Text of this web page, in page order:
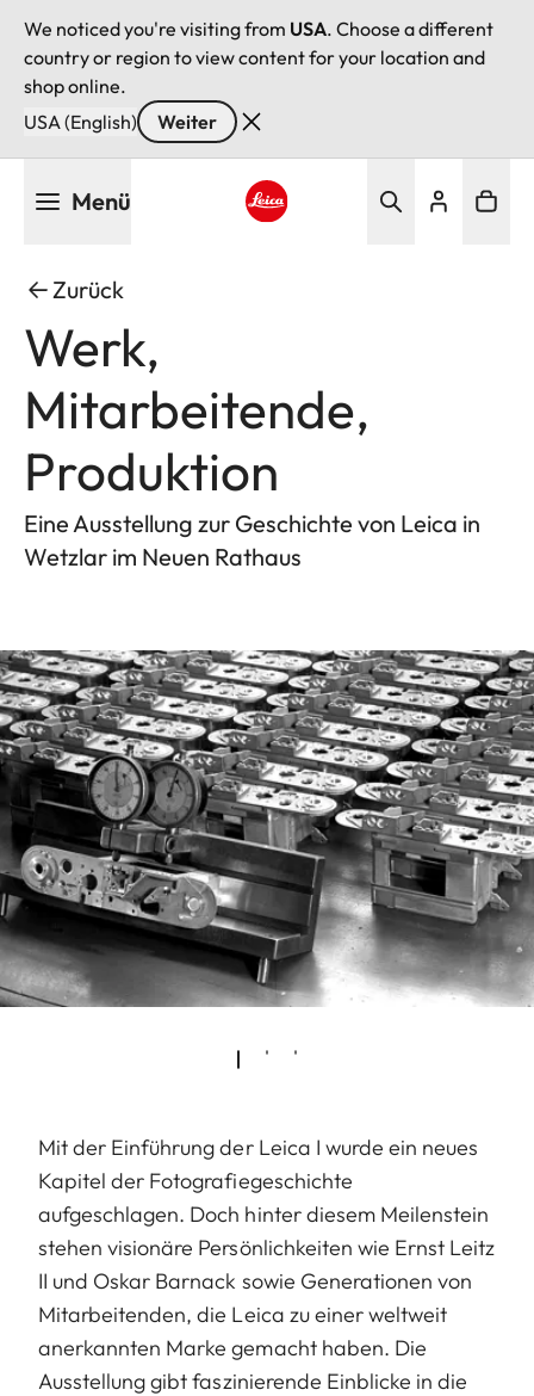
We noticed you're visiting from USA. Choose a different
country or region to view content for your location and
shop online.
USA (English)
Weiter
Menü
Zurück
Werk,
Mitarbeitende,
Produktion
Eine Ausstellung zur Geschichte von Leica in
Wetzlar im Neuen Rathaus
Mit der Einführung der Leica I wurde ein neues
Kapitel der Fotografiegeschichte
aufgeschlagen. Doch hinter diesem Meilenstein
stehen visionäre Persönlichkeiten wie Ernst Leitz
II und Oskar Barnack sowie Generationen von
Mitarbeitenden, die Leica zu einer weltweit
anerkannten Marke gemacht haben. Die
Ausstellung gibt faszinierende Einblicke in die